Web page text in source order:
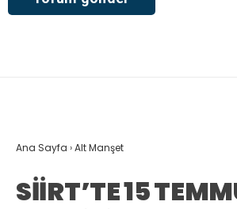
Ana Sayfa ›Alt Manşet
SİİRT’TE 15